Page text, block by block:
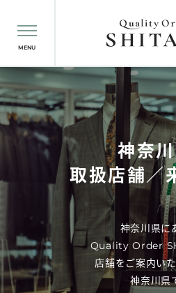
MENU
神奈
取扱店舗／
神奈川県に
Quality Order
店舗をご案内い
神奈川県